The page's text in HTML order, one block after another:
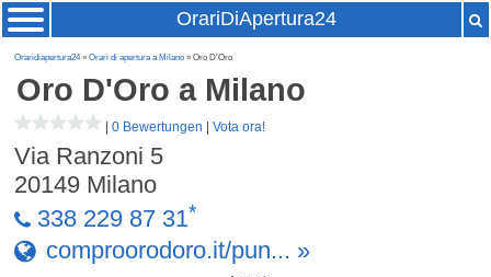
OrariDiApertura24
Oraridiapertura24»Orari di apertura a Milano » Oro D'Oro
Oro D'Oro a Milano
|0 Bewertungen |Vota ora!
Via Ranzoni 5
20149 Milano
338 229 87 31*
comproorodoro.it/pun... »